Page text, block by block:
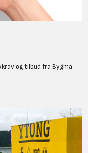
og tilbud fra Bygma.